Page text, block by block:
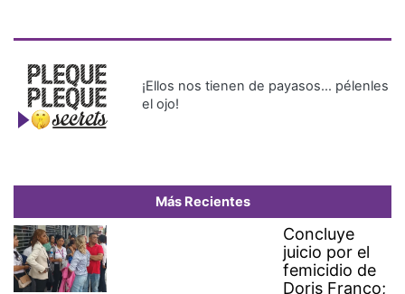
¡Ellos nos tienen de payasos… pélenles
el ojo!
Más Recientes
Concluye
juicio por el
femicidio de
Doris Franco;